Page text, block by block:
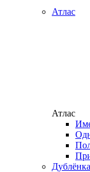
Атлас
Атлас
Дублёнка